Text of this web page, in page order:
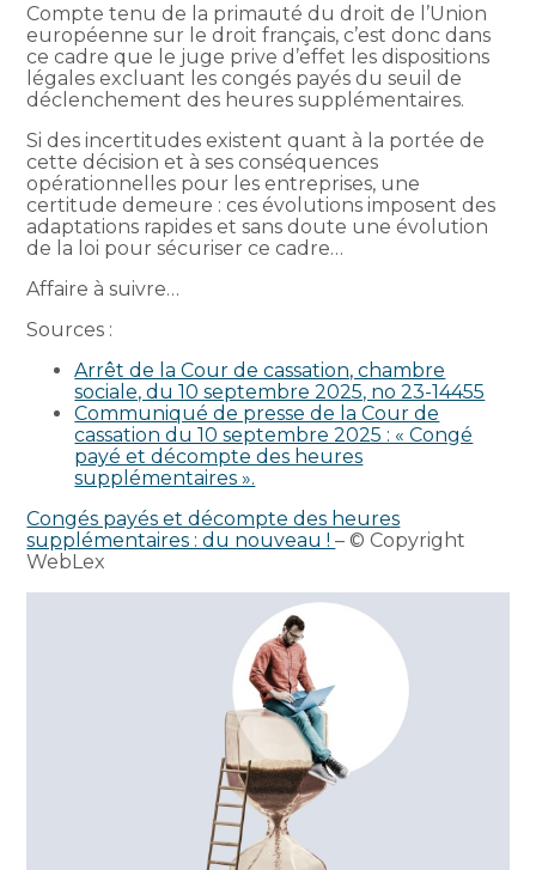
Compte tenu de la primauté du droit de l’Union
européenne sur le droit français, c’est donc dans
ce cadre que le juge prive d’effet les dispositions
légales excluant les congés payés du seuil de
déclenchement des heures supplémentaires.
Si des incertitudes existent quant à la portée de
cette décision et à ses conséquences
opérationnelles pour les entreprises, une
certitude demeure : ces évolutions imposent des
adaptations rapides et sans doute une évolution
de la loi pour sécuriser ce cadre…
Affaire à suivre…
Sources :
Arrêt de la Cour de cassation, chambre
sociale, du 10 septembre 2025, no 23-14455
Communiqué de presse de la Cour de
cassation du 10 septembre 2025 : « Congé
payé et décompte des heures
supplémentaires ».
Congés payés et décompte des heures
supplémentaires : du nouveau !– © Copyright
WebLex